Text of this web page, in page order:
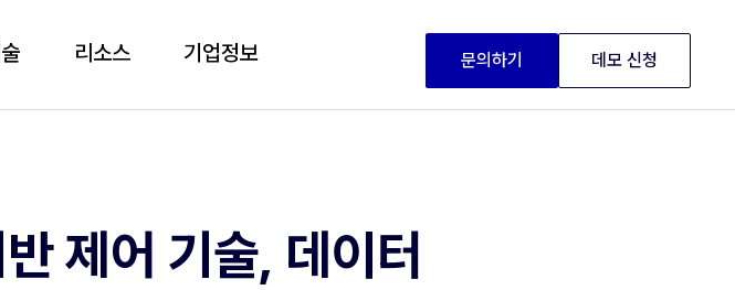
리소스 기업정보 문의하기 데모 신청
제어 기술, 데이터